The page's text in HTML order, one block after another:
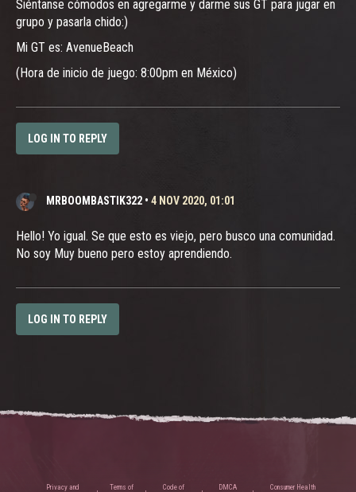
Siéntanse cómodos en agregarme y darme sus GT para jugar en
grupo y pasarla chido:)
Mi GT es: AvenueBeach
(Hora de inicio de juego: 8:00pm en México)
LOG IN TO REPLY
MRBOOMBASTIK322 • 4 NOV 2020, 01:01
Hello! Yo igual. Se que esto es viejo, pero busco una comunidad.
No soy Muy bueno pero estoy aprendiendo.
LOG IN TO REPLY
Privacy and
Terms of
Code of
DMCA
Consumer Health